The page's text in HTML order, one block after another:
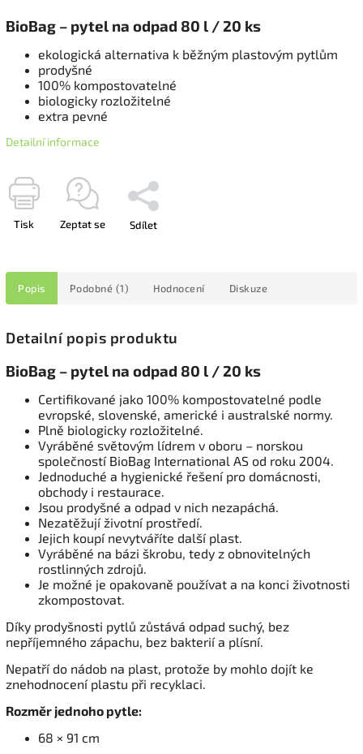
BioBag – pytel na odpad 80 l / 20 ks
ekologická alternativa k běžným plastovým pytlům
prodyšné
100% kompostovatelné
biologicky rozložitelné
extra pevné
Detailní informace
Tisk Zeptat se Sdílet
Popis Podobné (1) Hodnocení Diskuze
Detailní popis produktu
BioBag – pytel na odpad 80 l / 20 ks
Certifikované jako 100% kompostovatelné podle
evropské, slovenské, americké i australské normy.
Plně biologicky rozložitelné.
Vyráběné světovým lídrem v oboru – norskou
společností BioBag International AS od roku 2004.
Jednoduché a hygienické řešení pro domácnosti,
obchody i restaurace.
Jsou prodyšné a odpad v nich nezapáchá.
Nezatěžují životní prostředí.
Jejich koupí nevytváříte další plast.
Vyráběné na bázi škrobu, tedy z obnovitelných
rostlinných zdrojů.
Je možné je opakovaně používat a na konci životnosti
zkompostovat.
Díky prodyšnosti pytlů zůstává odpad suchý, bez
nepříjemného zápachu, bez bakterií a plísní.
Nepatří do nádob na plast, protože by mohlo dojít ke
znehodnocení plastu při recyklaci.
Rozměr jednoho pytle:
68 × 91 cm